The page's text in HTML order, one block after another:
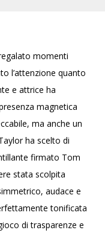
momenti
l’attenzione quanto
e attrice ha
magnetica
ma anche un
ha scelto di
firmato Tom
stata scolpita
audace e
tonificata
di trasparenze e